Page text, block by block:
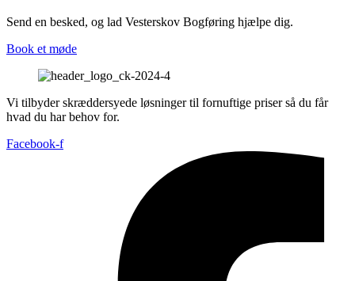
Send en besked, og lad Vesterskov Bogføring hjælpe dig.
Book et møde
Vi tilbyder skræddersyede løsninger til fornuftige priser så du får
hvad du har behov for.
Facebook-f